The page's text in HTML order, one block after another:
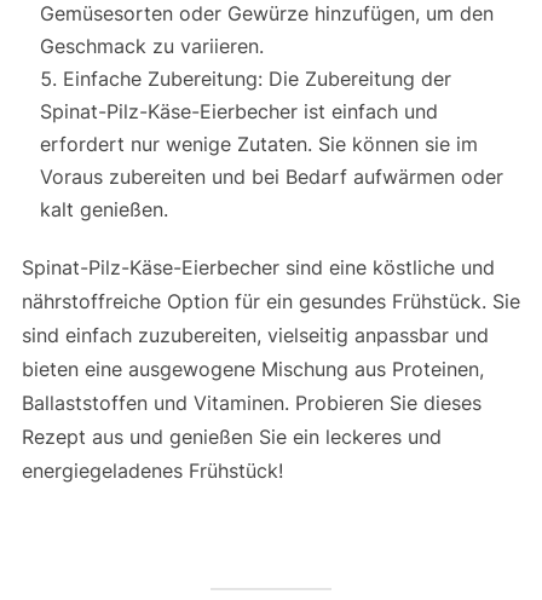
Gemüsesorten oder Gewürze hinzufügen, um den
Geschmack zu variieren.
Einfache Zubereitung: Die Zubereitung der
Spinat-Pilz-Käse-Eierbecher ist einfach und
erfordert nur wenige Zutaten. Sie können sie im
Voraus zubereiten und bei Bedarf aufwärmen oder
kalt genießen.
Spinat-Pilz-Käse-Eierbecher sind eine köstliche und
nährstoffreiche Option für ein gesundes Frühstück. Sie
sind einfach zuzubereiten, vielseitig anpassbar und
bieten eine ausgewogene Mischung aus Proteinen,
Ballaststoffen und Vitaminen. Probieren Sie dieses
Rezept aus und genießen Sie ein leckeres und
energiegeladenes Frühstück!